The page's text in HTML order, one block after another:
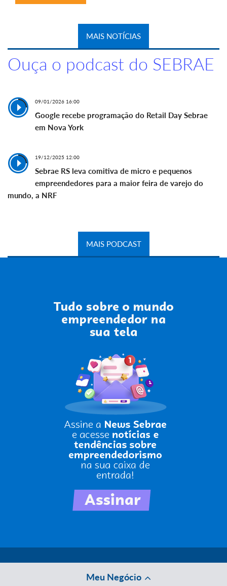
MAIS NOTÍCIAS
Ouça o podcast do SEBRAE
09/01/2026 16:00
Google recebe programação do Retail Day Sebrae
em Nova York
19/12/2025 12:00
Sebrae RS leva comitiva de micro e pequenos
empreendedores para a maior feira de varejo do
mundo, a NRF
MAIS PODCAST
Meu Negócio